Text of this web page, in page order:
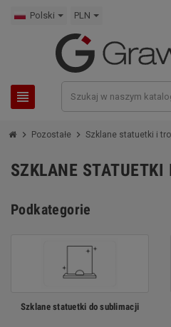
Polski PLN
view_headline
chevron_right Pozostałe chevron_right Szklane statuetki i
SZKLANE STATUETKI
Podkategorie
Szklane statuetki do sublimacji